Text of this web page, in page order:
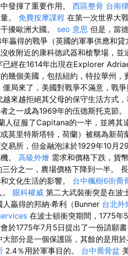
發揮了重要作用。 西區整骨 台南
。 免費按摩課程 在第一次世界大
擾歐洲大國。 seo 意思 但是，當
贏得的戰爭（英國的軍事供應和貸
收附近的康科德武器和槍擊場，並
已經在1614年出現在Explorer
幾個美國，包括紐約，特拉華州，
局來了，美國對戰爭不滿意，戰
越來越拒絕其父母的保守生活方式
之一成為1969年的伍德斯托克節
人征服了Capitana的一半，並將其
或莫里特斯塔特，荷蘭）被稱為新
易所，但金融泡沫於1929年10月
。 高級外燴 需求和價格下跌，貨
分之一，農場價格下降到一半。
文化生活的影響。 台中楓樹6街喬
眼科權威 第二大武裝衝突是在波
人贏得的邦納·希利（Bunner 台北外
在波士頓衝突期間，1775年
於1775年7月5日提出了一份請願
部分是一個保護區，其餘的是用
2.4％用於軍事目的。 台中喬骨盆